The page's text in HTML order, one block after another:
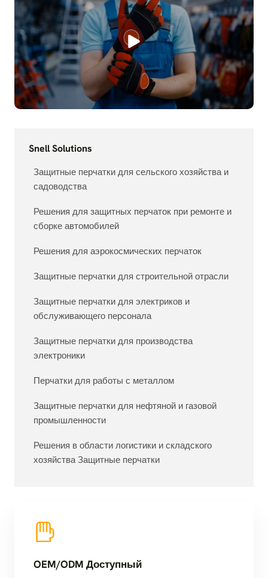
Snell Solutions
Защитные перчатки для сельского хозяйства и
садоводства
Решения для защитных перчаток при ремонте и
сборке автомобилей
Решения для аэрокосмических перчаток
Защитные перчатки для строительной отрасли
Защитные перчатки для электриков и
обслуживающего персонала
Защитные перчатки для производства
электроники
Перчатки для работы с металлом
Защитные перчатки для нефтяной и газовой
промышленности
Решения в области логистики и складского
хозяйства Защитные перчатки
OEM/ODM Доступный